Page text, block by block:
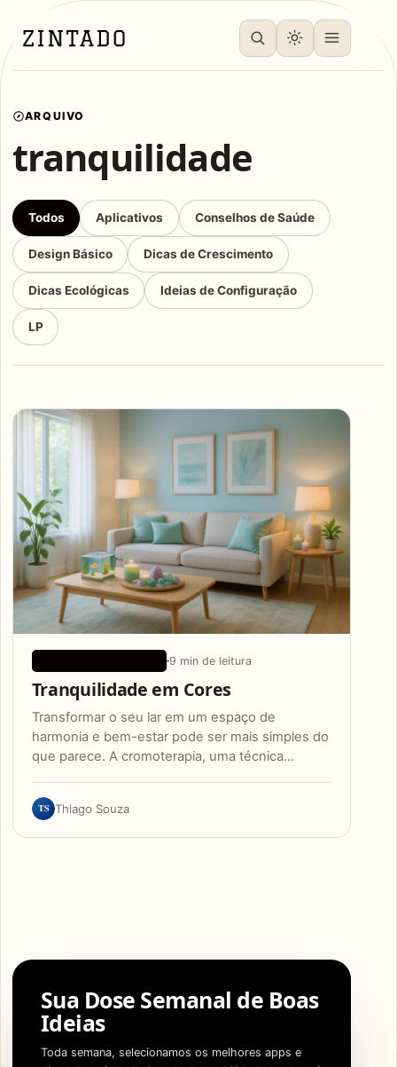
ARQUIVO
tranquilidade
Todos Aplicativos Conselhos de Saúde
Design Básico Dicas de Crescimento
Dicas Ecológicas Ideias de Configuração
LP
Articles
9 min de leitura
Tranquilidade em Cores
Transformar o seu lar em um espaço de
harmonia e bem-estar pode ser mais simples do
que parece. A cromoterapia, uma técnica…
TS Thiago Souza
Sua Dose Semanal de Boas
Ideias
Toda semana, selecionamos os melhores apps e